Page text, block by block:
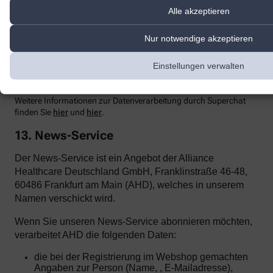
Alle akzeptieren
Nur notwendige akzeptieren
Einstellungen verwalten
Superchat der SuperX GmbH, Prenzlauer Allee 242, 10405 Berlin.
Mit dem Anbieter wurde ein entsprechender Vertrag zur
Auftragsverarbeitung abgeschlossen.
Weitere Informationen zur Datenverarbeitung durch Superchat
finden Sie hier und hier
13. News-Service
Der News-Service ist ein Angebot der Alliance
Healthcare Deutschland GmbH, Franklinstraße 46-48,
60486 Frankfurt am Main (AHD), welches in unserem
Namen verschickt wird.
Wenn Sie unseren News-Service abonnieren möchten,
verarbeitet AHD die folgenden Daten:
die bei der Registrierung im Webshop gemachten
Angaben zur Person (Name, , E-Mailadresse),